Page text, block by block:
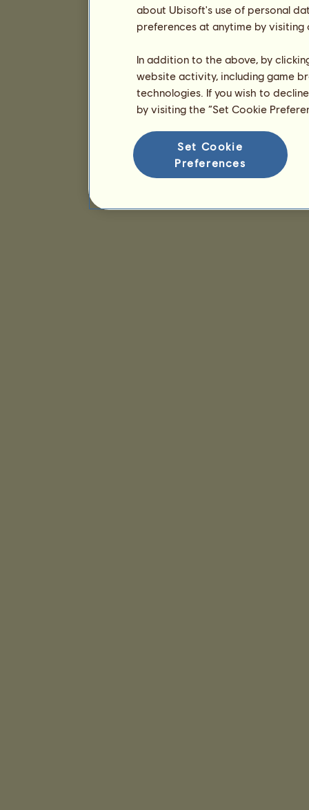
about Ubisoft's use of personal
preferences at anytime by
In addition to the above, by
website activity, including game
technologies. If you wish to
by visiting the “Set Cookie
Set Cookie
Preferences